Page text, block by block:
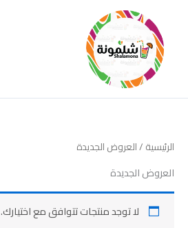
المحتوى
الرئيسية / العروض الجديدة
العروض الجديدة
لا توجد منتجات تتوافق مع اختيارك.